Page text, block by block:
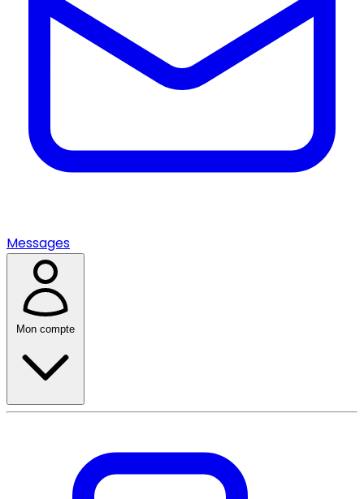
Messages
Mon compte